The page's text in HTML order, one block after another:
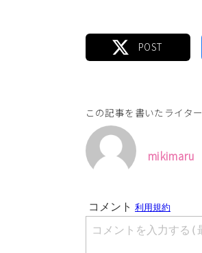
この記事を書いたライター
mikimaru